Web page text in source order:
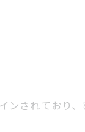
されており